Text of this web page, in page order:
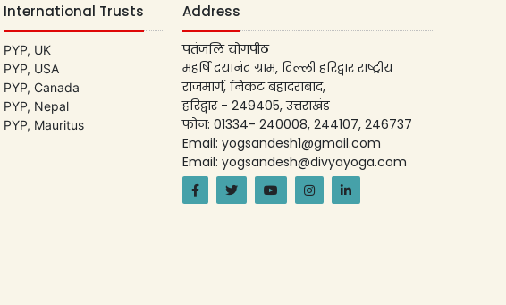
International Trusts
PYP, UK
PYP, USA
PYP, Canada
PYP, Nepal
PYP, Mauritus
Address
पतंजलि योगपीठ
महर्षि दयानंद ग्राम, दिल्ली हरिद्वार राष्ट्रीय
राजमार्ग, निकट बहादराबाद,
हरिद्वार - 249405, उत्तराखंड
फोन: 01334- 240008, 244107, 246737
Email: yogsandesh1@gmail.com
Email: yogsandesh@divyayoga.com